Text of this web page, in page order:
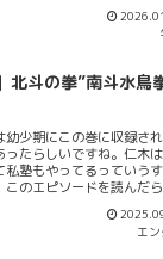
学の先生が訳してる「Rに
ジで神本です。R初心者は
入門本や同人誌・共産主
！SE」も大変佳作な本で
最高傑作話が収録されて
ー」「ダイの大冒険」も
二枚目。一枚目の写真
論説書コーナー（下...
北斗の拳”南斗水鳥
少期にこの巻に収録さ
たらしいですね。仁木
塾もやってるっていう
のエピソードを読んだ
いものでこれだけじゃあ
駆け上がっていった先に
エ